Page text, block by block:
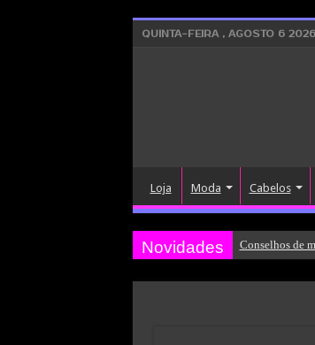
QUINTA-FEIRA , AGOSTO 6 2026
Loja Moda Cabelos
Novidades Conselhos de